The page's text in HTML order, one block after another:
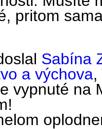
pritom
Sabína
a výchova,
vypnuté na